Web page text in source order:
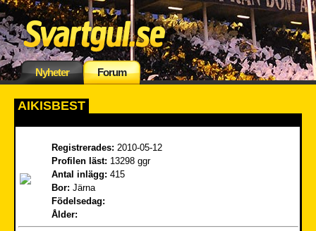
Nyheter Forum
AIKISBEST
Registrerades: 2010-05-12
Profilen läst: 13298 ggr
Antal inlägg: 415
Bor: Järna
Födelsedag:
Ålder: